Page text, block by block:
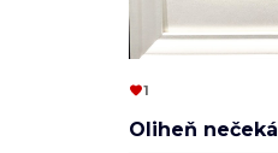
1
Oliheň nečeká